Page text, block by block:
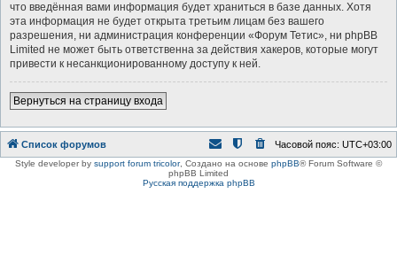
что введённая вами информация будет храниться в базе данных. Хотя
эта информация не будет открыта третьим лицам без вашего
разрешения, ни администрация конференции «Форум Тетис», ни phpBB
Limited не может быть ответственна за действия хакеров, которые могут
привести к несанкционированному доступу к ней.
Вернуться на страницу входа
Список форумов Часовой пояс: UTC+03:00
Style developer by support forum tricolor, Создано на основе phpBB® Forum Software ©
phpBB Limited
Русская поддержка phpBB